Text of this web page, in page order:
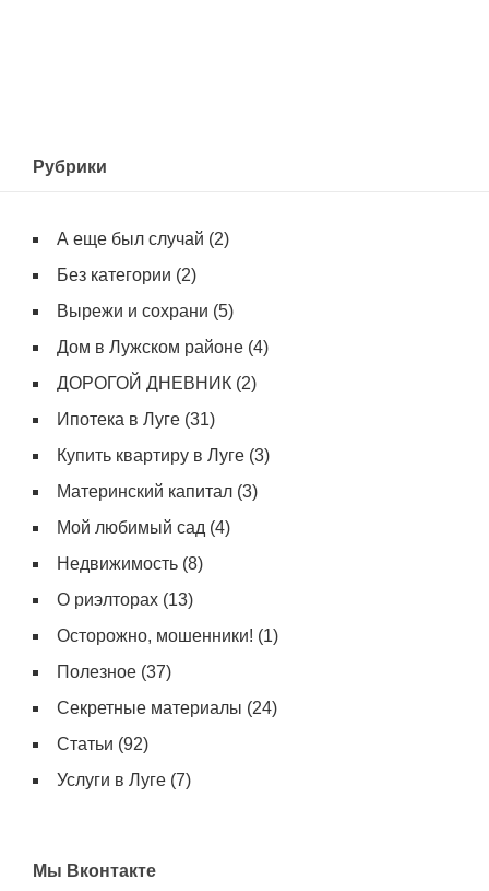
Рубрики
А еще был случай (2)
Без категории (2)
Вырежи и сохрани (5)
Дом в Лужском районе (4)
ДОРОГОЙ ДНЕВНИК (2)
Ипотека в Луге (31)
Купить квартиру в Луге (3)
Материнский капитал (3)
Мой любимый сад (4)
Недвижимость (8)
О риэлторах (13)
Осторожно, мошенники! (1)
Полезное (37)
Секретные материалы (24)
Статьи (92)
Услуги в Луге (7)
Мы Вконтакте